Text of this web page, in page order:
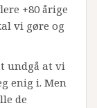
+80 årige
vi gøre og
undgå at vi
enig i. Men
de